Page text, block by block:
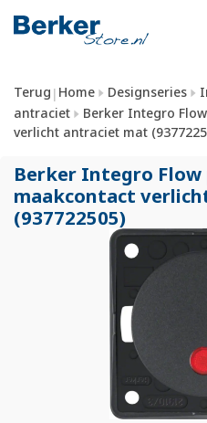
Terug | Home Designseries
antraciet
Berker Integro
verlicht antraciet mat
Berker Integro
maakcontact
(937722505)